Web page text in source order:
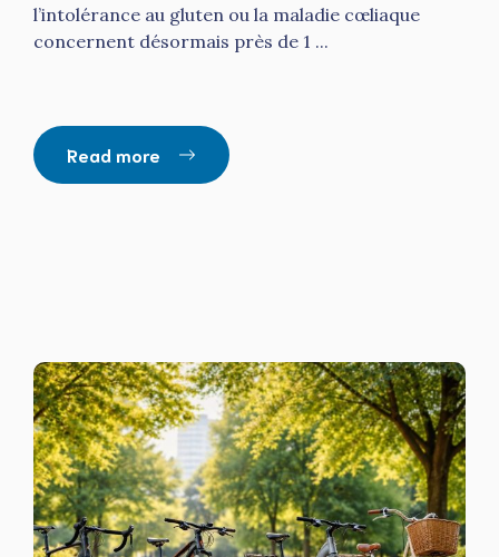
l’intolérance au gluten ou la maladie cœliaque
concernent désormais près de 1 ...
Read more